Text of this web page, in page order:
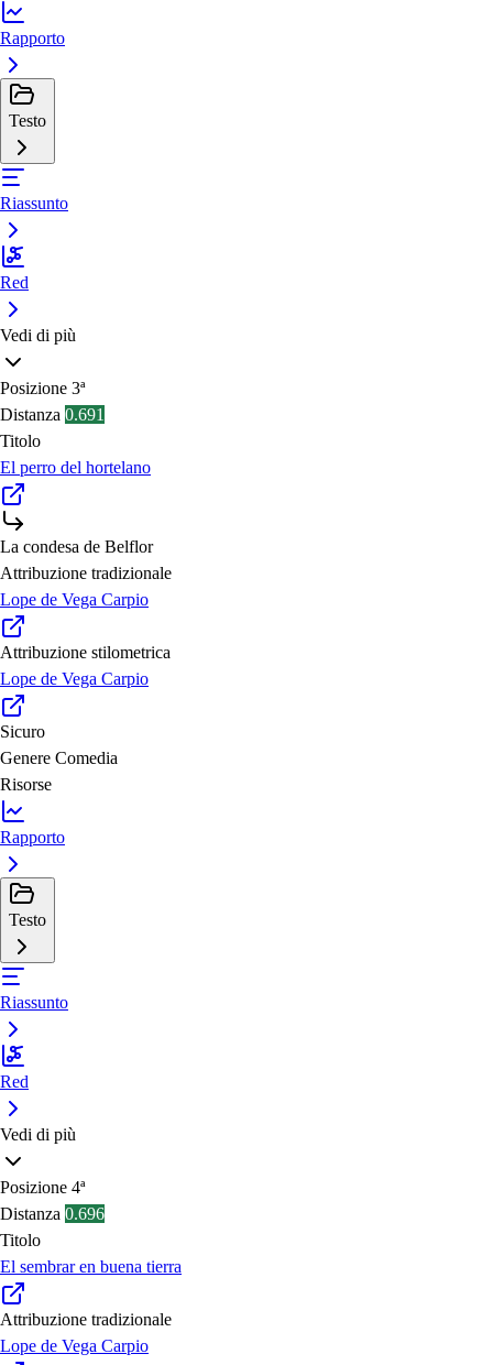
Rapporto
Testo
Riassunto
Red
Vedi di più
Posizione 3ª
Distanza 0.691
Titolo
El perro del hortelano
La condesa de Belflor
Attribuzione tradizionale
Lope de Vega Carpio
Attribuzione stilometrica
Lope de Vega Carpio
Sicuro
Genere Comedia
Risorse
Rapporto
Testo
Riassunto
Red
Vedi di più
Posizione 4ª
Distanza 0.696
Titolo
El sembrar en buena tierra
Attribuzione tradizionale
Lope de Vega Carpio